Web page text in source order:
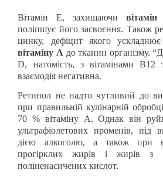
Вітамін Е, захищаючи вітамін
поліпшує його засвоєння. Також
цинку, дефіцит якого ускладнює
вітаміну А до тканин організму.
D, натомість, з вітамінами
взаємодія негативна.
Ретинол не надто чутливий до
при правильній кулінарній
70 % вітаміну А. Однак він
ультрафіолетових променів,
дією алкоголю, а також при
прогірклих жирів і жирів з
поліненасичених кислот.